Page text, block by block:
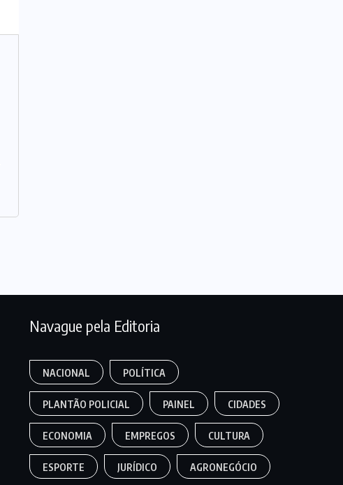
Navague pela Editoria
NACIONAL POLÍTICA
PLANTÃO POLICIAL PAINEL CIDADES
ECONOMIA EMPREGOS CULTURA
ESPORTE JURÍDICO AGRONEGÓCIO